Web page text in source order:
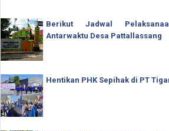
Berikut Jadwal
Antarwaktu Desa Pattallassang
Hentikan PHK Sepihak di PT